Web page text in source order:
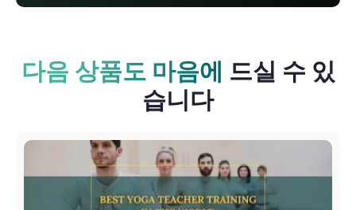
다음 상품도 마음에 드실 수 있
습니다